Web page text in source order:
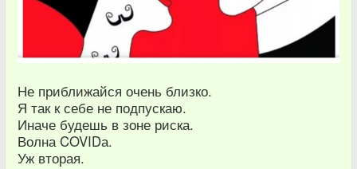
Не приближайся очень близко.
Я так к себе не подпускаю.
Иначе будешь в зоне риска.
Волна COVIDа.
Уж вторая.